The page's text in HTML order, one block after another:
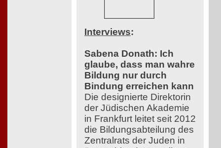
Interviews:
Sabena Donath: Ich
glaube, dass man wahre
Bildung nur durch
Bindung erreichen kann
Die designierte Direktorin
der Jüdischen Akademie
in Frankfurt leitet seit 2012
die Bildungsabteilung des
Zentralrats der Juden in